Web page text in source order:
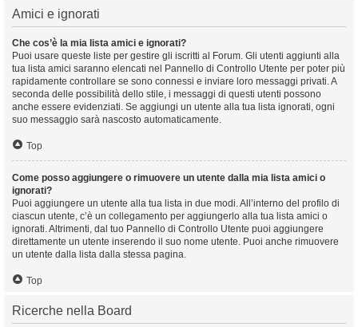
Amici e ignorati
Che cos’è la mia lista amici e ignorati?
Puoi usare queste liste per gestire gli iscritti al Forum. Gli utenti aggiunti alla
tua lista amici saranno elencati nel Pannello di Controllo Utente per poter più
rapidamente controllare se sono connessi e inviare loro messaggi privati. A
seconda delle possibilità dello stile, i messaggi di questi utenti possono
anche essere evidenziati. Se aggiungi un utente alla tua lista ignorati, ogni
suo messaggio sarà nascosto automaticamente.
Top
Come posso aggiungere o rimuovere un utente dalla mia lista amici o
ignorati?
Puoi aggiungere un utente alla tua lista in due modi. All’interno del profilo di
ciascun utente, c’è un collegamento per aggiungerlo alla tua lista amici o
ignorati. Altrimenti, dal tuo Pannello di Controllo Utente puoi aggiungere
direttamente un utente inserendo il suo nome utente. Puoi anche rimuovere
un utente dalla lista dalla stessa pagina.
Top
Ricerche nella Board